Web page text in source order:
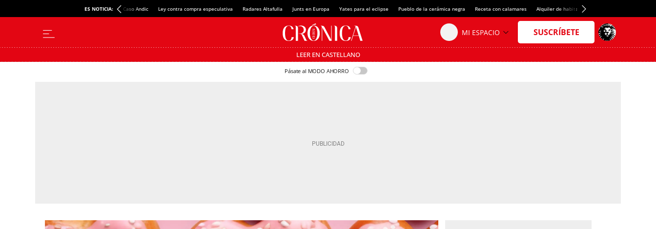
ES NOTICIA: Caso Andic Ley contra compra especulativa Radares Altafulla Junts en Europa Yates para el eclipse Pueblo de la cerámica negra Receta con calamares Alquiler de habitaciones en España
LEER EN CASTELLANO
Pásate al MODO AHORRO